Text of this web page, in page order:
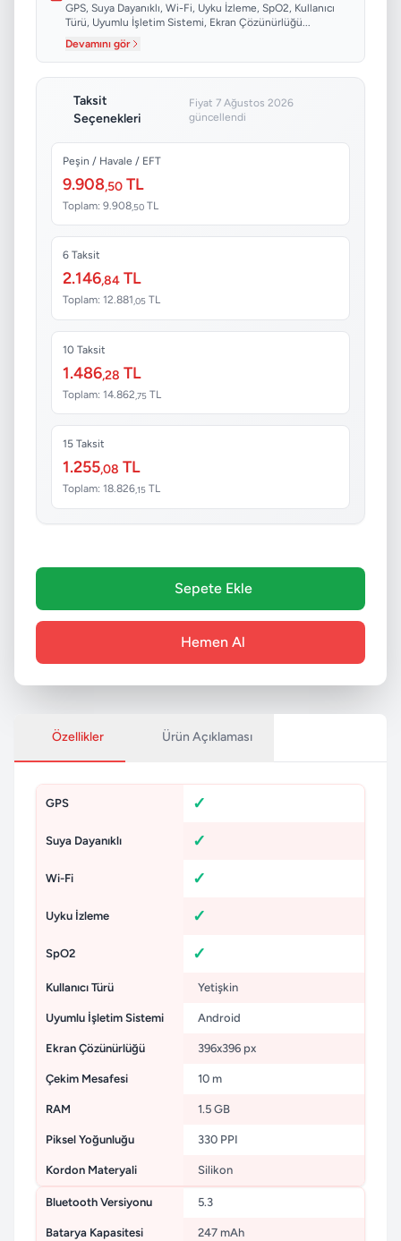
GPS, Suya Dayanıklı, Wi-Fi, Uyku İzleme, SpO2, Kullanıcı
Türü, Uyumlu İşletim Sistemi, Ekran Çözünürlüğü...
Devamını gör
Taksit
Seçenekleri
Fiyat 7 Ağustos 2026
güncellendi
Peşin / Havale / EFT
9.908,50 TL
Toplam: 9.908 ,50 TL
6 Taksit
2.146,84 TL
Toplam: 12.881,05 TL
10 Taksit
1.486,28 TL
Toplam: 14.862 ,75 TL
15 Taksit
1.255,08 TL
Toplam: 18.826,15 TL
Sepete Ekle
Hemen Al
Özellikler Ürün Açıklaması
GPS
Suya Dayanıklı
Wi-Fi
Uyku İzleme
SpO2
Kullanıcı Türü Yetişkin
Uyumlu İşletim Sistemi Android
Ekran Çözünürlüğü 396x396 px
Çekim Mesafesi 10 m
RAM 1.5 GB
Piksel Yoğunluğu 330 PPI
Kordon Materyali Silikon
Bluetooth Versiyonu 5.3
Batarya Kapasitesi 247 mAh